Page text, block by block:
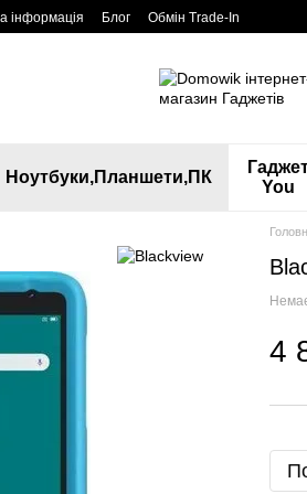
інформація Блог Обмін Trade-In
Ноутбуки,Планшети,ПК
You
4